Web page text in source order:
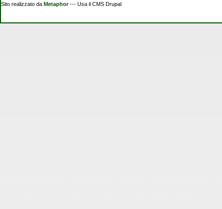
Sito realizzato da Metaphor--- Usa il CMS Drupal